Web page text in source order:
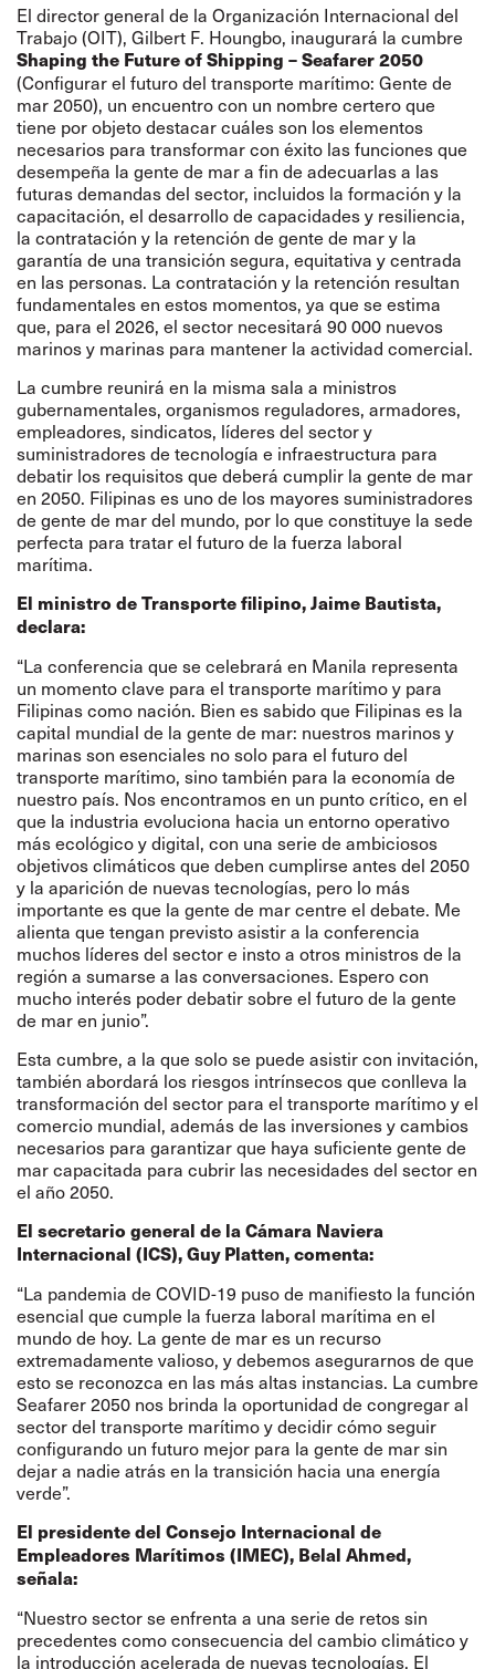
El director general de la Organización Internacional del
Trabajo (OIT), Gilbert F. Houngbo, inaugurará la cumbre
Shaping the Future of Shipping – Seafarer 2050
(Configurar el futuro del transporte marítimo: Gente de
mar 2050), un encuentro con un nombre certero que
tiene por objeto destacar cuáles son los elementos
necesarios para transformar con éxito las funciones que
desempeña la gente de mar a fin de adecuarlas a las
futuras demandas del sector, incluidos la formación y la
capacitación, el desarrollo de capacidades y resiliencia,
la contratación y la retención de gente de mar y la
garantía de una transición segura, equitativa y centrada
en las personas. La contratación y la retención resultan
fundamentales en estos momentos, ya que se estima
que, para el 2026, el sector necesitará 90 000 nuevos
marinos y marinas para mantener la actividad comercial.
La cumbre reunirá en la misma sala a ministros
gubernamentales, organismos reguladores, armadores,
empleadores, sindicatos, líderes del sector y
suministradores de tecnología e infraestructura para
debatir los requisitos que deberá cumplir la gente de mar
en 2050. Filipinas es uno de los mayores suministradores
de gente de mar del mundo, por lo que constituye la sede
perfecta para tratar el futuro de la fuerza laboral
marítima.
El ministro de Transporte filipino, Jaime Bautista,
declara:
“La conferencia que se celebrará en Manila representa
un momento clave para el transporte marítimo y para
Filipinas como nación. Bien es sabido que Filipinas es la
capital mundial de la gente de mar: nuestros marinos y
marinas son esenciales no solo para el futuro del
transporte marítimo, sino también para la economía de
nuestro país. Nos encontramos en un punto crítico, en el
que la industria evoluciona hacia un entorno operativo
más ecológico y digital, con una serie de ambiciosos
objetivos climáticos que deben cumplirse antes del 2050
y la aparición de nuevas tecnologías, pero lo más
importante es que la gente de mar centre el debate. Me
alienta que tengan previsto asistir a la conferencia
muchos líderes del sector e insto a otros ministros de la
región a sumarse a las conversaciones. Espero con
mucho interés poder debatir sobre el futuro de la gente
de mar en junio”.
Esta cumbre, a la que solo se puede asistir con invitación,
también abordará los riesgos intrínsecos que conlleva la
transformación del sector para el transporte marítimo y el
comercio mundial, además de las inversiones y cambios
necesarios para garantizar que haya suficiente gente de
mar capacitada para cubrir las necesidades del sector en
el año 2050.
El secretario general de la Cámara Naviera
Internacional (ICS), Guy Platten, comenta:
“La pandemia de COVID-19 puso de manifiesto la función
esencial que cumple la fuerza laboral marítima en el
mundo de hoy. La gente de mar es un recurso
extremadamente valioso, y debemos asegurarnos de que
esto se reconozca en las más altas instancias. La cumbre
Seafarer 2050 nos brinda la oportunidad de congregar al
sector del transporte marítimo y decidir cómo seguir
configurando un futuro mejor para la gente de mar sin
dejar a nadie atrás en la transición hacia una energía
verde”.
El presidente del Consejo Internacional de
Empleadores Marítimos (IMEC), Belal Ahmed,
señala:
“Nuestro sector se enfrenta a una serie de retos sin
precedentes como consecuencia del cambio climático y
la introducción acelerada de nuevas tecnologías. El